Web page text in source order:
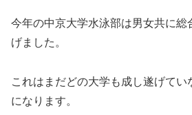
今年の中京大学水泳部は男女共に総
げました。
これはまだどの大学も成し遂げて
になります。